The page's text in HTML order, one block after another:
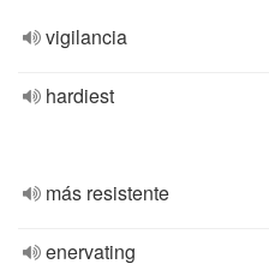
vigilancia
hardiest
más resistente
enervating